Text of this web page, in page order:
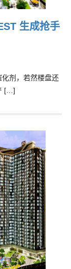
生成抢手
剂，若然楼盘还
[…]